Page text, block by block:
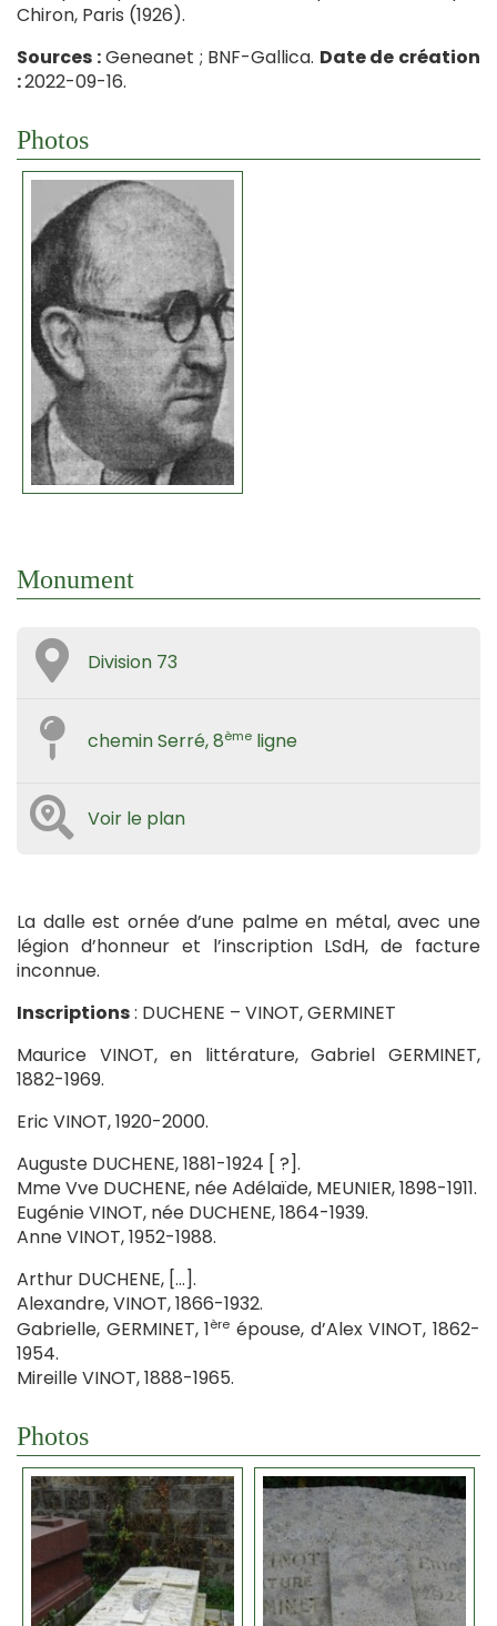
Chiron, Paris (1926).
Sources :Geneanet ; BNF-Gallica. Date de création
:2022-09-16.
Photos
Monument
Division 73
chemin Serré, 8ème ligne
Voir le plan
La dalle est ornée d’une palme en métal, avec une
légion d’honneur et l’inscription LSdH, de facture
inconnue.
Inscriptions: DUCHENE – VINOT, GERMINET
Maurice VINOT, en littérature, Gabriel GERMINET,
1882-1969.
Eric VINOT, 1920-2000.
Auguste DUCHENE, 1881-1924 [ ?].
Mme Vve DUCHENE, née Adélaïde, MEUNIER, 1898-1911.
Eugénie VINOT, née DUCHENE, 1864-1939.
Anne VINOT, 1952-1988.
Arthur DUCHENE, […].
Alexandre, VINOT, 1866-1932.
Gabrielle, GERMINET, 1ère épouse, d’Alex VINOT, 1862-
1954.
Mireille VINOT, 1888-1965.
Photos